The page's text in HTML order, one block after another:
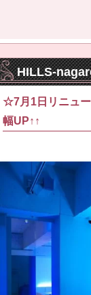
HILLS-
☆7月1日リニュ
幅UP↑↑